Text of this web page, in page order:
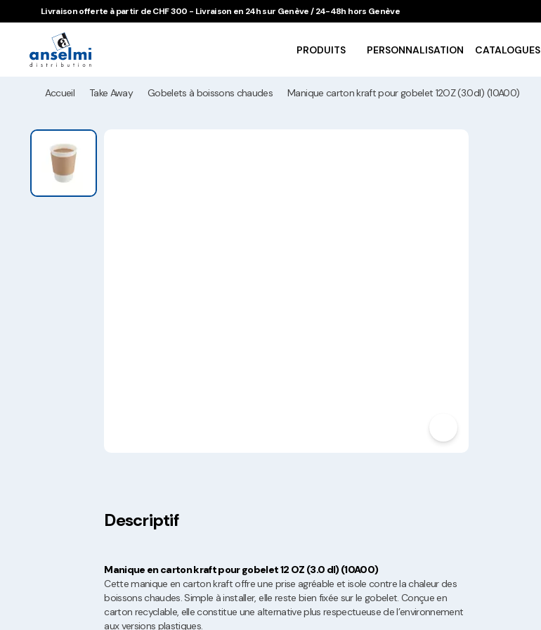
Aller au contenu
Aller à la navigation principale
Livraison offerte à partir de CHF 300 - Livraison en 24h sur Genève / 24-48h hors Genève
PRODUITS PERSONNALISATION CATALOGUES
Accueil Take Away Gobelets à boissons chaudes Manique carton kraft pour gobelet 12OZ (3.0dl) (10A00)
Descriptif
Manique en carton kraft pour gobelet 12 OZ (3.0 dl) (10A00)
Cette manique en carton kraft offre une prise agréable et isole contre la chaleur des
boissons chaudes. Simple à installer, elle reste bien fixée sur le gobelet. Conçue en
carton recyclable, elle constitue une alternative plus respectueuse de l’environnement
aux versions plastiques.